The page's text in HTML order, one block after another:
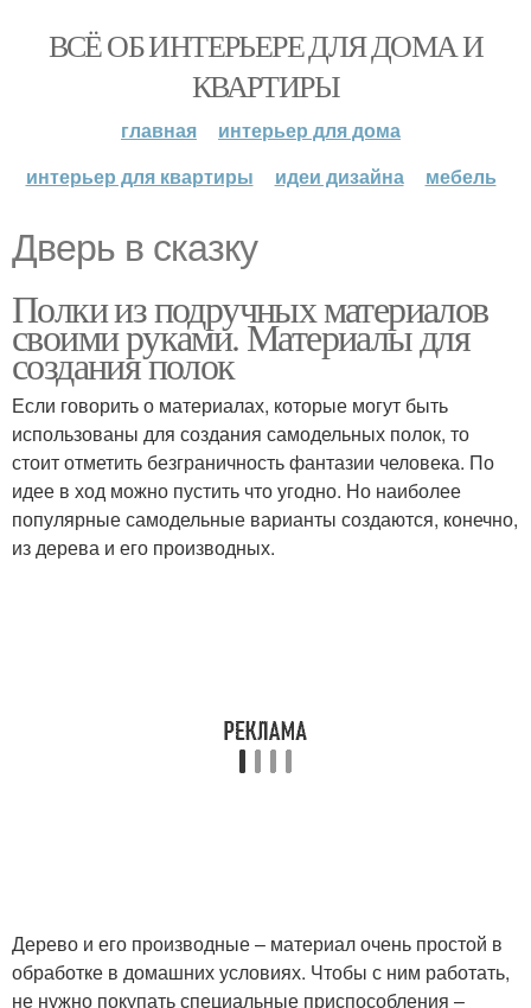
ВСЁ ОБ ИНТЕРЬЕРЕ ДЛЯ ДОМА И
КВАРТИРЫ
главная
интерьер для дома
интерьер для квартиры
идеи дизайна мебель
Дверь в сказку
Полки из подручных материалов
своими руками. Материалы для
создания полок
Если говорить о материалах, которые могут быть
использованы для создания самодельных полок, то
стоит отметить безграничность фантазии человека. По
идее в ход можно пустить что угодно. Но наиболее
популярные самодельные варианты создаются, конечно,
из дерева и его производных.
Дерево и его производные – материал очень простой в
обработке в домашних условиях. Чтобы с ним работать,
не нужно покупать специальные приспособления –